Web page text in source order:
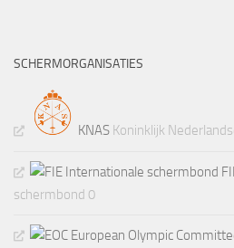
SCHERMORGANISATIES
KNAS Koninklijk
schermbond 0